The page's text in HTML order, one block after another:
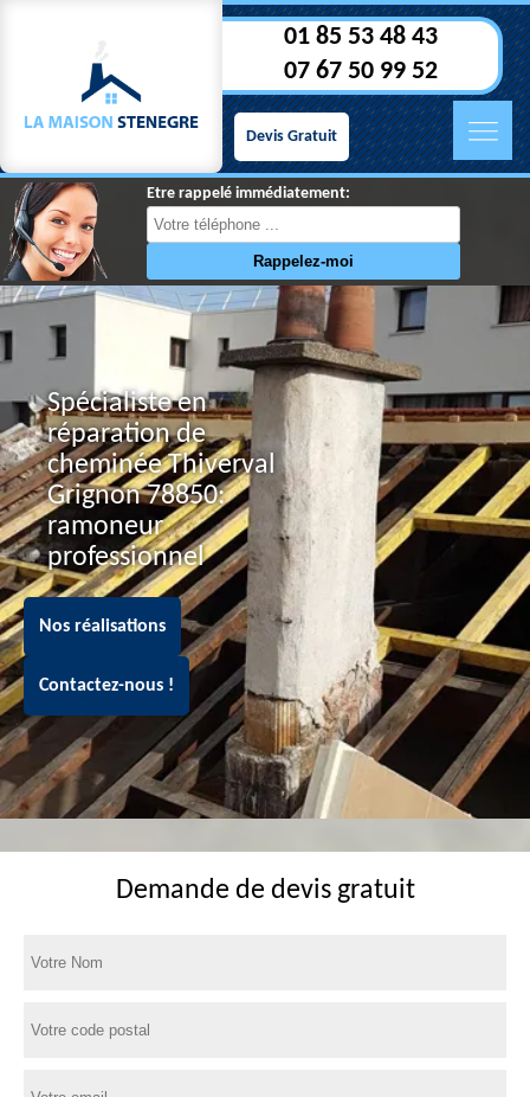
01 85 53 48 43
07 67 50 99 52
Devis Gratuit
Etre rappelé immédiatement:
Spécialiste en
réparation de
cheminée Thiverval
Grignon 78850:
ramoneur
professionnel
Nos réalisations
Contactez-nous !
Demande de devis gratuit